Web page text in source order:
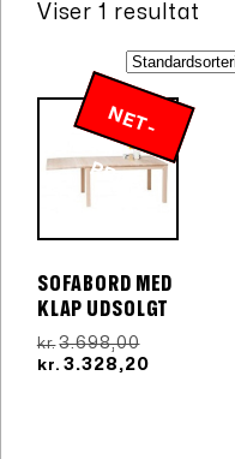
Viser 1 resultat
N
E
T
-
P
R
IS
SOFABORD MED
KLAP UDSOLGT
kr. 3.698,00Den
oprindelige
kr. 3.328,20Den